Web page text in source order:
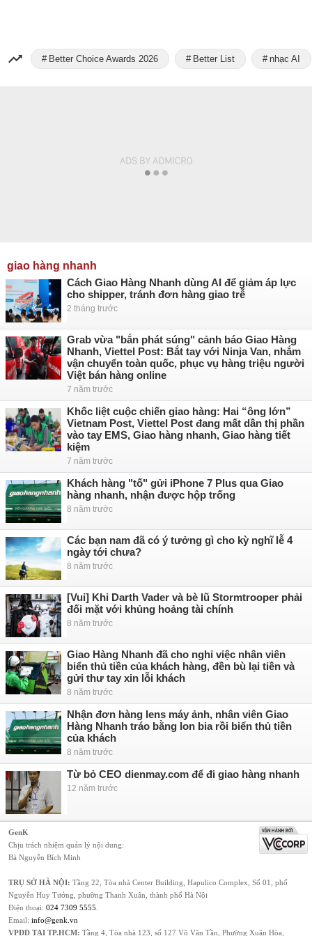
Better Choice Awards 2026 Better List nhạc AI
giao hàng nhanh
Cách Giao Hàng Nhanh dùng AI để giảm áp lực
cho shipper, tránh đơn hàng giao trễ
2 tháng trước
Grab vừa "bắn phát súng" cảnh báo Giao Hàng
Nhanh, Viettel Post: Bắt tay với Ninja Van, nhắm
vận chuyển toàn quốc, phục vụ hàng triệu người
Việt bán hàng online
7 năm trước
Khốc liệt cuộc chiến giao hàng: Hai “ông lớn”
Vietnam Post, Viettel Post đang mất dần thị phần
vào tay EMS, Giao hàng nhanh, Giao hàng tiết
kiệm
7 năm trước
Khách hàng "tố" gửi iPhone 7 Plus qua Giao
hàng nhanh, nhận được hộp trống
8 năm trước
Các bạn nam đã có ý tưởng gì cho kỳ nghĩ lễ 4
ngày tới chưa?
8 năm trước
[Vui] Khi Darth Vader và bè lũ Stormtrooper phải
đối mặt với khủng hoảng tài chính
8 năm trước
Giao Hàng Nhanh đã cho nghỉ việc nhân viên
biển thủ tiền của khách hàng, đền bù lại tiền và
gửi thư tay xin lỗi khách
8 năm trước
Nhận đơn hàng lens máy ảnh, nhân viên Giao
Hàng Nhanh tráo bằng lon bia rồi biển thủ tiền
của khách
8 năm trước
Từ bỏ CEO dienmay.com để đi giao hàng nhanh
12 năm trước
GenK
Chịu trách nhiệm quản lý nội dung:
Bà Nguyễn Bích Minh
TRỤ SỞ HÀ NỘI: Tầng 22, Tòa nhà Center Building, Hapulico Complex, Số 01, phố
Nguyễn Huy Tưởng, phường Thanh Xuân, thành phố Hà Nội
Điện thoại: 024 7309 5555
Email: info@genk.vn
VPĐD TẠI TP.HCM: Tầng 4, Tòa nhà 123, số 127 Võ Văn Tần, Phường Xuân Hòa,